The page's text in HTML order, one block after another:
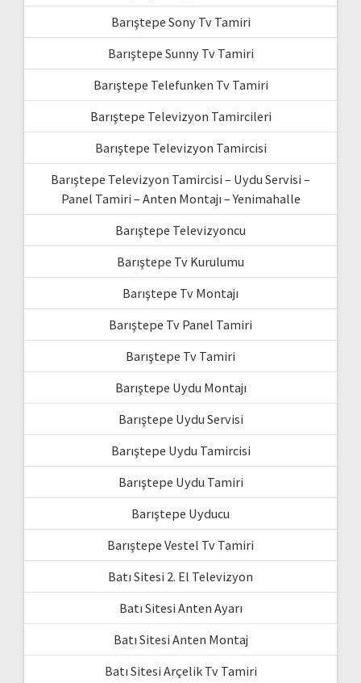
Barıştepe Sony Tv Tamiri
Barıştepe Sunny Tv Tamiri
Barıştepe Telefunken Tv Tamiri
Barıştepe Televizyon Tamircileri
Barıştepe Televizyon Tamircisi
Barıştepe Televizyon Tamircisi – Uydu Servisi –
Panel Tamiri – Anten Montajı – Yenimahalle
Barıştepe Televizyoncu
Barıştepe Tv Kurulumu
Barıştepe Tv Montajı
Barıştepe Tv Panel Tamiri
Barıştepe Tv Tamiri
Barıştepe Uydu Montajı
Barıştepe Uydu Servisi
Barıştepe Uydu Tamircisi
Barıştepe Uydu Tamiri
Barıştepe Uyducu
Barıştepe Vestel Tv Tamiri
Batı Sitesi 2. El Televizyon
Batı Sitesi Anten Ayarı
Batı Sitesi Anten Montaj
Batı Sitesi Arçelik Tv Tamiri